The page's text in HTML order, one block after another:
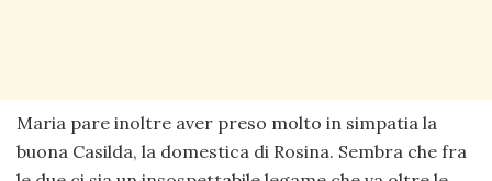
Maria pare inoltre aver preso molto in simpatia la
buona Casilda, la domestica di Rosina. Sembra che fra